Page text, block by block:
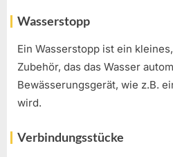
Wasserstopp
Ein Wasserstopp ist ein
Zubehör, das das Wasser
Bewässerungsgerät, wie z.B.
wird.
Verbindungsstücke